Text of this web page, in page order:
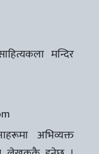
मन्दिर
अभिव्यक्त